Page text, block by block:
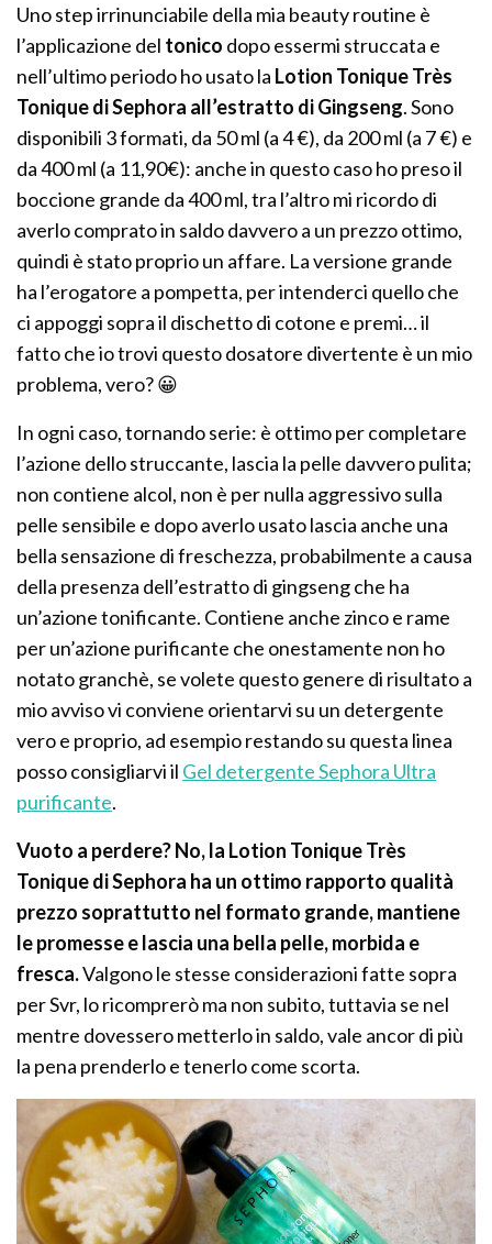
Uno step irrinunciabile della mia beauty routine è
l’applicazione del tonico dopo essermi struccata e
nell’ultimo periodo ho usato la Lotion Tonique Très
Tonique di Sephora all’estratto di Gingseng. Sono
disponibili 3 formati, da 50 ml (a 4 €), da 200 ml (a 7 €) e
da 400 ml (a 11,90€): anche in questo caso ho preso il
boccione grande da 400 ml, tra l’altro mi ricordo di
averlo comprato in saldo davvero a un prezzo ottimo,
quindi è stato proprio un affare. La versione grande
ha l’erogatore a pompetta, per intenderci quello che
ci appoggi sopra il dischetto di cotone e premi… il
fatto che io trovi questo dosatore divertente è un mio
problema, vero? 😀
In ogni caso, tornando serie: è ottimo per completare
l’azione dello struccante, lascia la pelle davvero pulita;
non contiene alcol, non è per nulla aggressivo sulla
pelle sensibile e dopo averlo usato lascia anche una
bella sensazione di freschezza, probabilmente a causa
della presenza dell’estratto di gingseng che ha
un’azione tonificante. Contiene anche zinco e rame
per un’azione purificante che onestamente non ho
notato granchè, se volete questo genere di risultato a
mio avviso vi conviene orientarvi su un detergente
vero e proprio, ad esempio restando su questa linea
posso consigliarvi il Gel detergente Sephora Ultra
purificante.
Vuoto a perdere? No, la Lotion Tonique Très
Tonique di Sephora ha un ottimo rapporto qualità
prezzo soprattutto nel formato grande, mantiene
le promesse e lascia una bella pelle, morbida e
fresca.Valgono le stesse considerazioni fatte sopra
per Svr, lo ricomprerò ma non subito, tuttavia se nel
mentre dovessero metterlo in saldo, vale ancor di più
la pena prenderlo e tenerlo come scorta.